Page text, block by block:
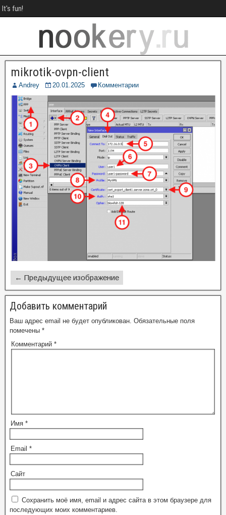
It's fun!
mikrotik-ovpn-client
Andrey 20.01.2025 Комментарии
← Предыдущее изображение
Добавить комментарий
Ваш адрес email не будет опубликован. Обязательные поля
помечены *
Комментарий *
Имя *
Email *
Сайт
Сохранить моё имя, email и адрес сайта в этом браузере для
последующих моих комментариев.